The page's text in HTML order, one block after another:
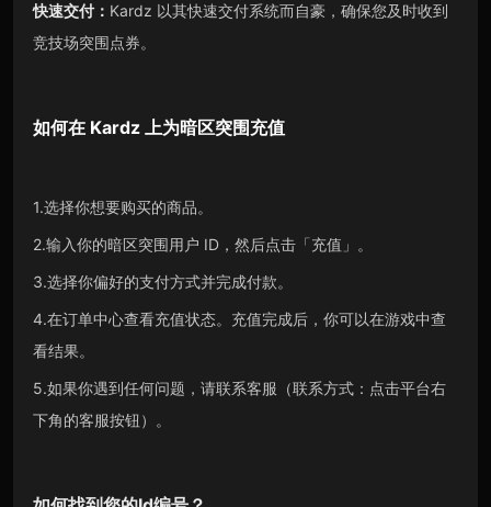
快速交付： Kardz 以其快速交付系统而自豪，确保您及时收到
竞技场突围点券。
如何在 Kardz上为暗区突围充值
1.选择你想要购买的商品。
2.输入你的暗区突围用户 ID，然后点击「充值」。
3.选择你偏好的支付方式并完成付款。
4.在订单中心查看充值状态。充值完成后，你可以在游戏中查
看结果。
5.如果你遇到任何问题，请联系客服（联系方式：点击平台右
下角的客服按钮）。